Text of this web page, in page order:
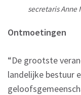
secretaris Anne
Ontmoetingen
“De grootste
landelijke bestuur